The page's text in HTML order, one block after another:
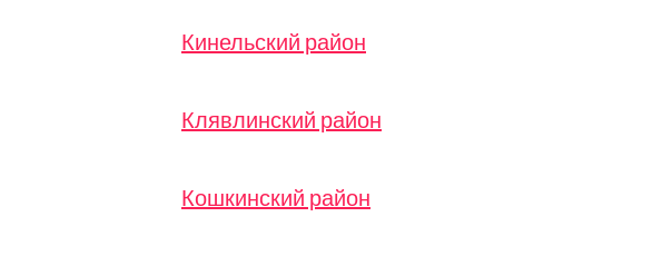
Кинельский район
Клявлинский район
Кошкинский район